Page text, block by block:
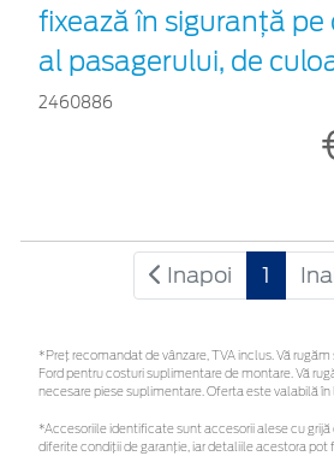
fixează în siguranță pe
al pasagerului, de
2460886
Inapoi 1
*Preţ recomandat de vânzare, TVA inclus. Vă
Ford pentru costuri suplimentare de montare. Vă
necesare piese suplimentare. Oferta este valabilă
*Accesoriile identificate sunt accesorii alese cu grijă
diferite condiții de garanție, iar detaliile acestora pot